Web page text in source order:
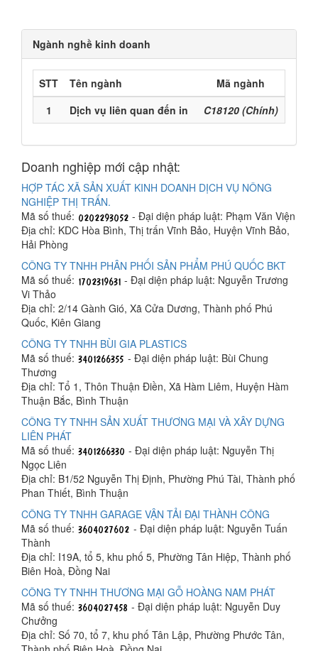
Ngành nghề kinh doanh
STT Tên ngành
Mã ngành
1
Dịch vụ liên quan đến in C18120 (Chính)
Doanh nghiệp mới cập nhật:
HỢP TÁC XÃ SẢN XUẤT KINH DOANH DỊCH VỤ NÔNG
NGHIỆP THỊ TRẤN.
Mã số thuế:
- Đại diện pháp luật: Phạm Văn Viện
Địa chỉ: KDC Hòa Bình, Thị trấn Vĩnh Bảo, Huyện Vĩnh Bảo,
Hải Phòng
CÔNG TY TNHH PHÂN PHỐI SẢN PHẨM PHÚ QUỐC BKT
Mã số thuế:
- Đại diện pháp luật: Nguyễn Trương
Vi Thảo
Địa chỉ: 2/14 Gành Gió, Xã Cửa Dương, Thành phố Phú
Quốc, Kiên Giang
CÔNG TY TNHH BÙI GIA PLASTICS
Mã số thuế:
- Đại diện pháp luật: Bùi Chung
Thương
Địa chỉ: Tổ 1, Thôn Thuận Điền, Xã Hàm Liêm, Huyện Hàm
Thuận Bắc, Bình Thuận
CÔNG TY TNHH SẢN XUẤT THƯƠNG MẠI VÀ XÂY DỰNG
LIÊN PHÁT
Mã số thuế:
- Đại diện pháp luật: Nguyễn Thị
Ngọc Liên
Địa chỉ: B1/52 Nguyễn Thị Định, Phường Phú Tài, Thành phố
Phan Thiết, Bình Thuận
CÔNG TY TNHH GARAGE VẬN TẢI ĐẠI THÀNH CÔNG
Mã số thuế:
- Đại diện pháp luật: Nguyễn Tuấn
Thành
Địa chỉ: I19A, tổ 5, khu phố 5, Phường Tân Hiệp, Thành phố
Biên Hoà, Đồng Nai
CÔNG TY TNHH THƯƠNG MẠI GỖ HOÀNG NAM PHÁT
Mã số thuế:
- Đại diện pháp luật: Nguyễn Duy
Chưởng
Địa chỉ: Số 70, tổ 7, khu phố Tân Lập, Phường Phước Tân,